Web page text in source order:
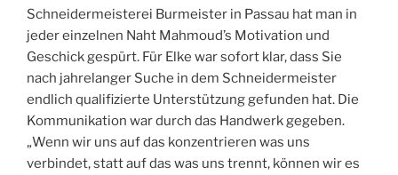
Schneidermeisterei Burmeister in Passau hat man in
jeder einzelnen Naht Mahmoud’s Motivation und
Geschick gespürt. Für Elke war sofort klar, dass Sie
nach jahrelanger Suche in dem Schneidermeister
endlich qualifizierte Unterstützung gefunden hat. Die
Kommunikation war durch das Handwerk gegeben.
„Wenn wir uns auf das konzentrieren was uns
verbindet, statt auf das was uns trennt, können wir es